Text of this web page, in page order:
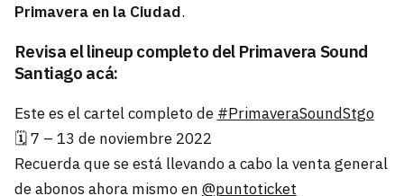
Primavera en la Ciudad.
Revisa el lineup completo del Primavera Sound
Santiago acá:
Este es el cartel completo de #PrimaveraSoundStgo
🗓️ 7 – 13 de noviembre 2022
Recuerda que se está llevando a cabo la venta general
de abonos ahora mismo en @puntoticket